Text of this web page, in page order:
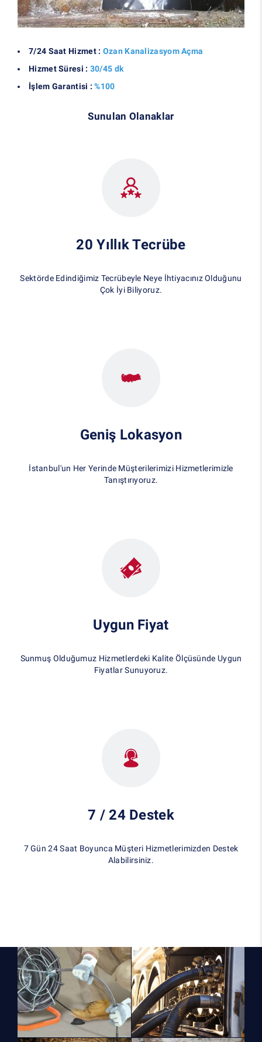
7/24 Saat Hizmet : Ozan Kanalizasyom Açma
Hizmet Süresi : 30/45 dk
İşlem Garantisi : %100
Sunulan Olanaklar
20 Yıllık Tecrübe
Sektörde Edindiğimiz Tecrübeyle Neye İhtiyacınız Olduğunu
Çok İyi Biliyoruz.
Geniş Lokasyon
İstanbul'un Her Yerinde Müşterilerimizi Hizmetlerimizle
Tanıştırıyoruz.
Uygun Fiyat
Sunmuş Olduğumuz Hizmetlerdeki Kalite Ölçüsünde Uygun
Fiyatlar Sunuyoruz.
7 / 24 Destek
7 Gün 24 Saat Boyunca Müşteri Hizmetlerimizden Destek
Alabilirsiniz.